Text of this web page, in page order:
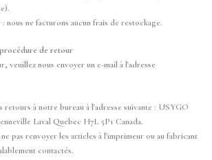
nous ne facturons aucun frais de restockage.
de retour
veuillez nous envoyer un e-mail à l'adresse
retours à notre bureau à l'adresse suivante : USYGO
Laval Quebec H7L 5P1 Canada.
pas renvoyer les articles à l'imprimeur ou au fabricant
contactés.